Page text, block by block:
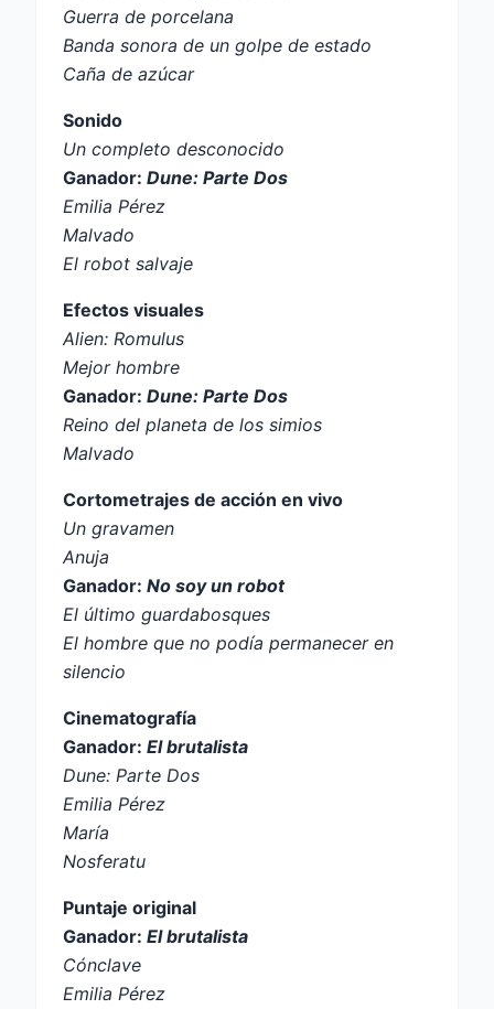
Guerra de porcelana
Banda sonora de un golpe de estado
Caña de azúcar
Sonido
Un completo desconocido
Ganador: Dune: Parte Dos
Emilia Pérez
Malvado
El robot salvaje
Efectos visuales
Alien: Romulus
Mejor hombre
Ganador: Dune: Parte Dos
Reino del planeta de los simios
Malvado
Cortometrajes de acción en vivo
Un gravamen
Anuja
Ganador: No soy un robot
El último guardabosques
El hombre que no podía permanecer en
silencio
Cinematografía
Ganador: El brutalista
Dune: Parte Dos
Emilia Pérez
María
Nosferatu
Puntaje original
Ganador: El brutalista
Cónclave
Emilia Pérez